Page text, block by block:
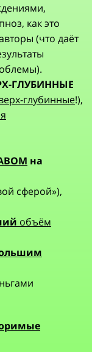
как это
(что даёт
ГЛУБИННЫЕ
глубинные!),
на
сферой»),
объём